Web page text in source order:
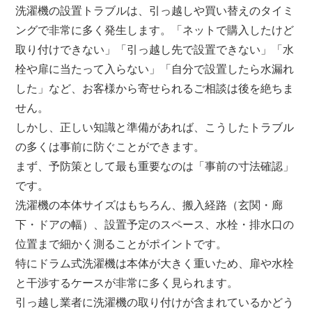
洗濯機の設置トラブルは、引っ越しや買い替えのタイミ
ングで非常に多く発生します。「ネットで購入したけど
取り付けできない」「引っ越し先で設置できない」「水
栓や扉に当たって入らない」「自分で設置したら水漏れ
した」など、お客様から寄せられるご相談は後を絶ちま
せん。
しかし、正しい知識と準備があれば、こうしたトラブル
の多くは事前に防ぐことができます。
まず、予防策として最も重要なのは「事前の寸法確認」
です。
洗濯機の本体サイズはもちろん、搬入経路（玄関・廊
下・ドアの幅）、設置予定のスペース、水栓・排水口の
位置まで細かく測ることがポイントです。
特にドラム式洗濯機は本体が大きく重いため、扉や水栓
と干渉するケースが非常に多く見られます。
引っ越し業者に洗濯機の取り付けが含まれているかどう